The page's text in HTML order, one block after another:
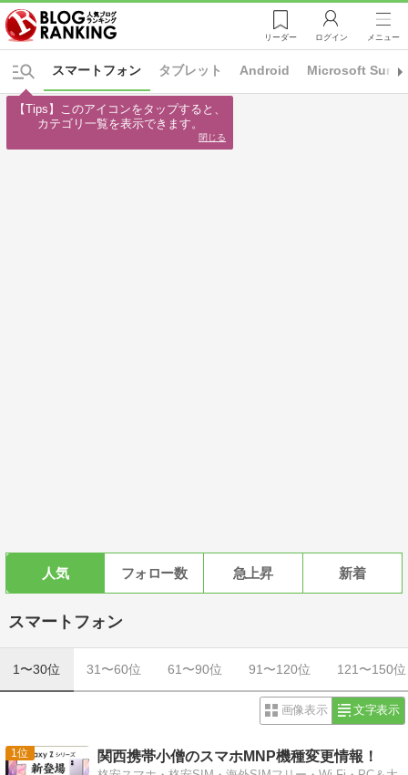
リーダー ログイン メニュー
スマートフォン タブレット Android Microsoft
人気 フォロー数 急上昇 新着
スマートフォン
1〜30位 31〜60位 61〜90位 91〜120位 121〜150位
画像表示 文字表示
1 関西携帯小僧のスマホMNP機種変更情報！
【Tips】このアイコンをタップすると、
カテゴリ一覧を表示できます。
閉じる